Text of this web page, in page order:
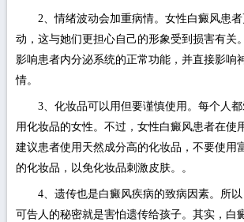
2、情绪波动会加重病情。女性白癜风患者
动，这与她们更担心自己的形象受到损害有关
影响患者内分泌系统的正常功能，并直接影响
情。
3、化妆品可以用但要谨慎使用。每个人都
用化妆品的女性。不过，女性白癜风患者在使
建议患者使用天然成分高的化妆品，不要使用
的化妆品，以免化妆品刺激皮肤。。
4、遗传也是白癜风疾病的致病因素。所以
可告人的秘密就是害怕遗传给孩子。其实，白